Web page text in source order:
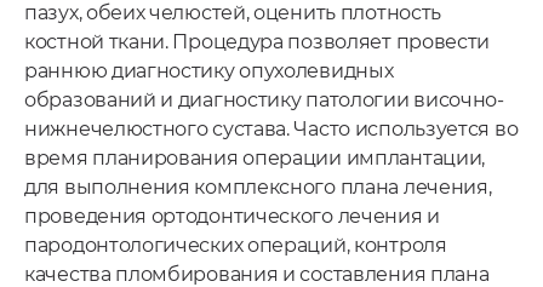
пазух, обеих челюстей, оценить плотность
костной ткани. Процедура позволяет провести
раннюю диагностику опухолевидных
образований и диагностику патологии височно-
нижнечелюстного сустава. Часто используется во
время планирования операции имплантации,
для выполнения комплексного плана лечения,
проведения ортодонтического лечения и
пародонтологических операций, контроля
качества пломбирования и составления плана